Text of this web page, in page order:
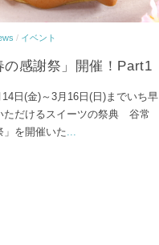
/ イベント
の感謝祭」開催！Part1
日(金)～3月16日(日)までいち早
ただけるスイーツの祭典 谷常
」を開催いた...